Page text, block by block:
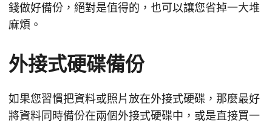
錢做好備份，絕對是值得的，也可以讓您省掉一大堆
麻煩。
外接式硬碟備份
如果您習慣把資料或照片放在外接式硬碟，那麼最好
將資料同時備份在兩個外接式硬碟中，或是直接買一